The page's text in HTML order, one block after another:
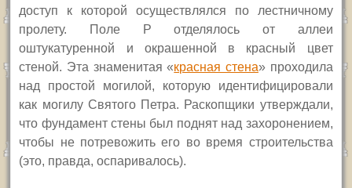
доступ к которой осуществлялся по лестничному
пролету. Поле
Pотделялось от аллеи
оштукатуренной и окрашенной в красный цвет
стеной. Эта знаменитая «красная стена» проходила
над простой могилой, которую идентифицировали
как могилу Святого Петра. Раскопщики утверждали,
что фундамент стены был поднят над захоронением,
чтобы не потревожить его во время строительства
(это, правда, оспаривалось).